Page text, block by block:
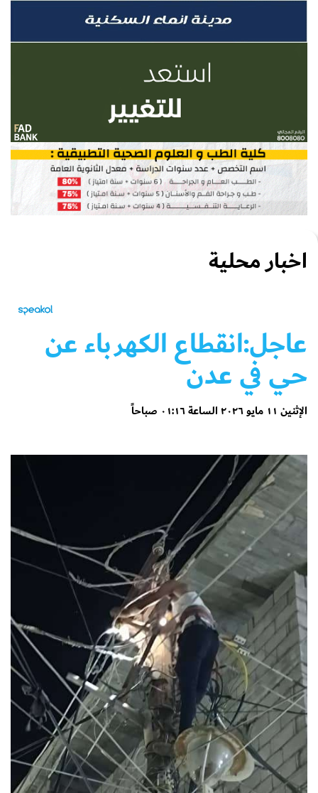
اخبار محلية
عاجل:انقطاع الكهرباء عن
حي في عدن
الإثنين ١١ مايو ٢٠٢٦ الساعة ٠١:١٦ صباحاً